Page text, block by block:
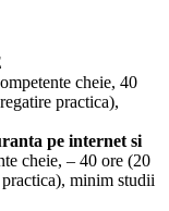
cheie, 40
practica),
pe internet si
cheie, – 40 ore (20
minim studii